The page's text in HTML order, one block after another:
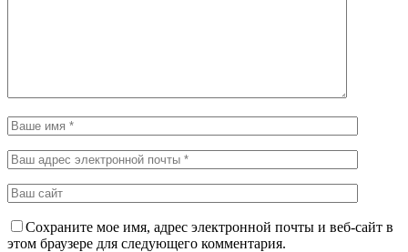
Сохраните мое имя, адрес электронной почты и веб-сайт в
этом браузере для следующего комментария.